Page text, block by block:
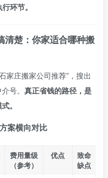
环节。
清楚：你家适合哪种搬
家庄搬家公司推荐”，搜出
号。 真正省钱的路径，是
。
案横向对比
费用量级
（参考）
优点
致命
缺点